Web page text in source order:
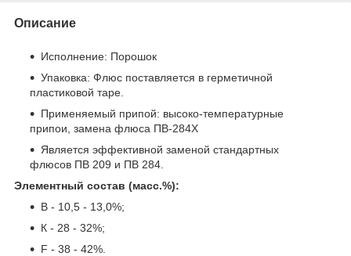
Описание
Исполнение: Порошок
Упаковка: Флюс поставляется в герметичной
пластиковой таре.
Применяемый припой: высоко-температурные
припои, замена флюса ПВ-284Х
Является эффективной заменой стандартных
флюсов ПВ 209 и ПВ 284.
Элементный состав (масс.%):
В - 10,5 - 13,0%;
К - 28 - 32%;
F - 38 - 42%.